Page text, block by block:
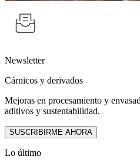
Newsletter
Cárnicos y derivados
Mejoras en procesamiento y
aditivos y sustentabilidad.
SUSCRIBIRME AHORA
Lo último